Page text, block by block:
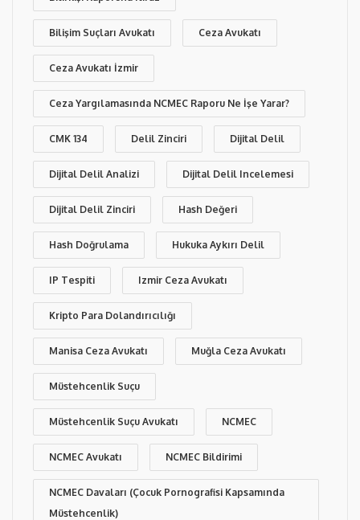
Bilişim Suçları Avukatı Ceza Avukatı
Ceza Avukatı İzmir
Ceza Yargılamasında NCMEC Raporu Ne İşe Yarar?
CMK 134 Delil Zinciri Dijital Delil
Dijital Delil Analizi Dijital Delil Incelemesi
Dijital Delil Zinciri Hash Değeri
Hash Doğrulama Hukuka Aykırı Delil
IP Tespiti Izmir Ceza Avukatı
Kripto Para Dolandırıcılığı
Manisa Ceza Avukatı Muğla Ceza Avukatı
Müstehcenlik Suçu
Müstehcenlik Suçu Avukatı NCMEC
NCMEC Avukatı NCMEC Bildirimi
NCMEC Davaları (Çocuk Pornografisi Kapsamında
Müstehcenlik)